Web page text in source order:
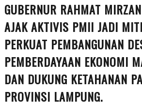
GUBERNUR RAHMAT
AJAK AKTIVIS PMII JADI
PERKUAT PEMBANGUNAN
PEMBERDAYAAN EKONOMI
DAN DUKUNG KETAHANAN
PROVINSI LAMPUNG.